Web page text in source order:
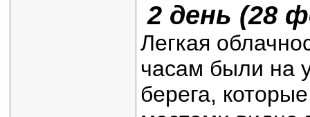
2 день (28
Легкая
часам были на
берега,